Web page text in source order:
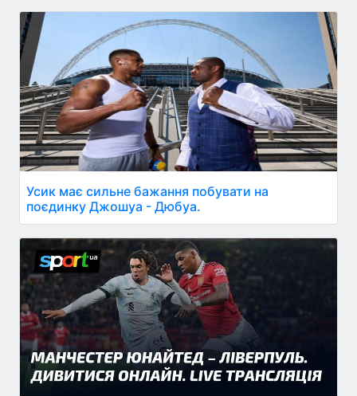
Усик має сильне бажання побувати на
поєдинку Джошуа - Дюбуа.